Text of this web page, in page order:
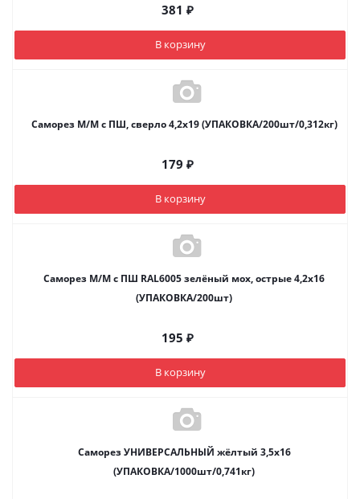
381 ₽
В корзину
Саморез М/М с ПШ, сверло 4,2х19 (УПАКОВКА/200шт/0,312кг)
179 ₽
В корзину
Саморез М/М с ПШ RAL6005 зелёный мох, острые 4,2х16
(УПАКОВКА/200шт)
195 ₽
В корзину
Саморез УНИВЕРСАЛЬНЫЙ жёлтый 3,5х16
(УПАКОВКА/1000шт/0,741кг)